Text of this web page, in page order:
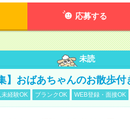
応募する
未読
】おばあちゃんのお散歩
経験OK ブランクOK WEB登録・面接OK